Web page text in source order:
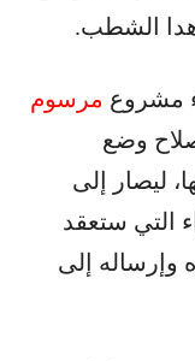
هدا الشطب.
مشروع مرسوم
وضع
ليصار إلى
التي ستعقد
وإرساله إلى